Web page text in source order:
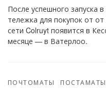
После успешного запуска
тележка для покупок от
сети Colruyt появится в
месяце — в Ватерлоо.
ПОЧТОМАТЫ ПОСТАМАТЫ